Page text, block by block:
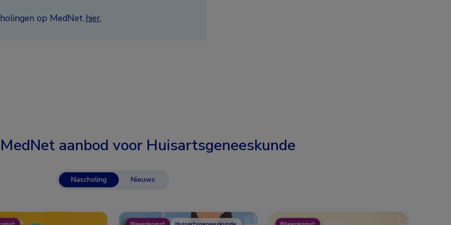
op MedNet hier.
aanbod voor Huisartsgeneeskunde
Nascholing Nieuws